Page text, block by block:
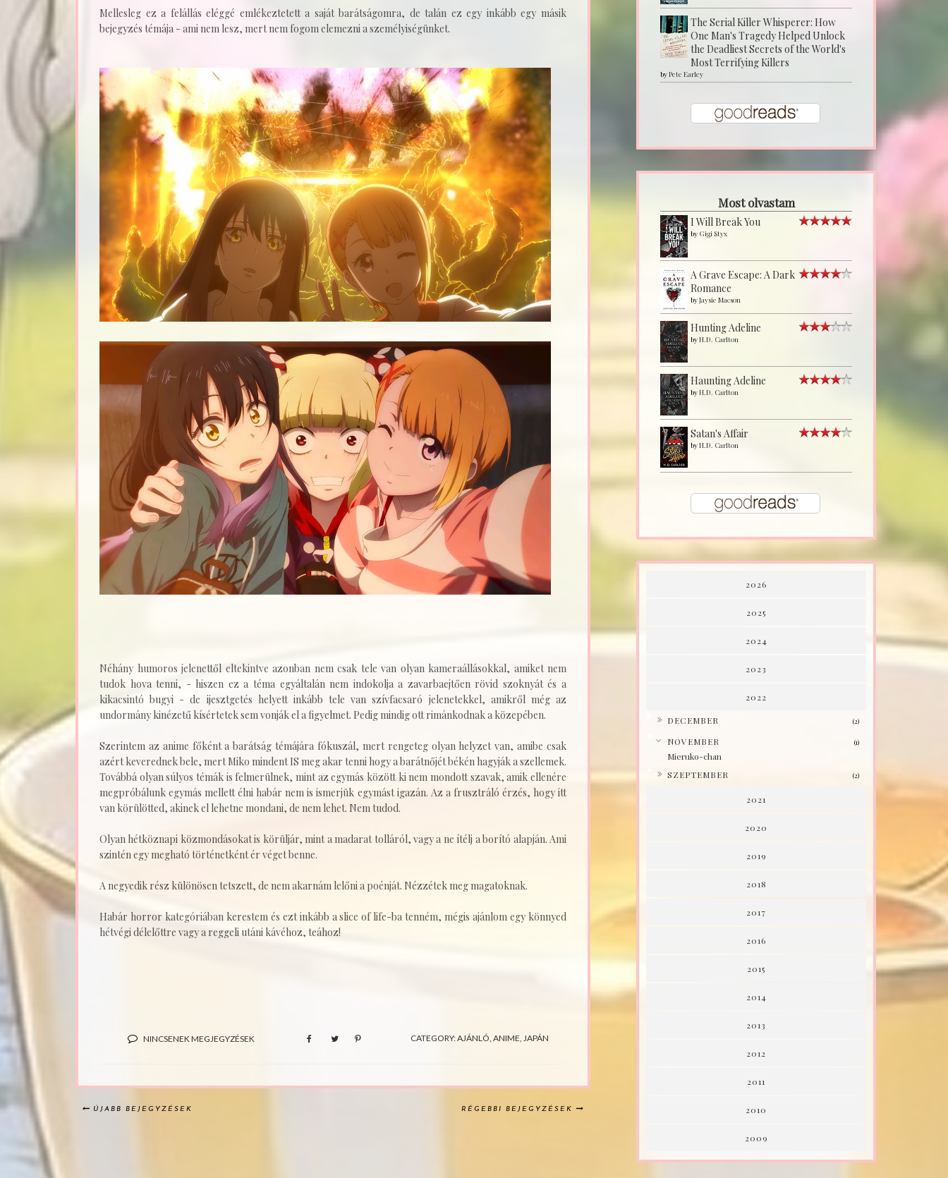
Mellesleg ez a felállás eléggé emlékeztetett a saját barátságomra, de talán ez egy inkább egy másik
bejegyzés témája - ami nem lesz, mert nem fogom elemezni a személyiségünket.
Néhány humoros jelenettől eltekintve azonban nem csak tele van olyan kameraállásokkal, amiket nem
tudok hova tenni, - hiszen ez a téma egyáltalán nem indokolja a zavarbaejtően rövid szoknyát és a
kikacsintó bugyi - de ijesztgetés helyett inkább tele van szívfacsaró jelenetekkel, amikről még az
undormány kinézetű kísértetek sem vonják el a figyelmet. Pedig mindig ott rimánkodnak a közepében.
Szerintem az anime főként a barátság témájára fókuszál, mert rengeteg olyan helyzet van, amibe csak
azért keverednek bele, mert Miko mindent IS meg akar tenni hogy a barátnőjét békén hagyják a szellemek.
Továbbá olyan súlyos témák is felmerülnek, mint az egymás között ki nem mondott szavak, amik ellenére
megpróbálunk egymás mellett élni habár nem is ismerjük egymást igazán. Az a frusztráló érzés, hogy itt
van körülötted, akinek el lehetne mondani, de nem lehet. Nem tudod.
Olyan hétköznapi közmondásokat is körüljár, mint a madarat tolláról, vagy a ne ítélj a borító alapján. Ami
szintén egy megható történetként ér véget benne.
A negyedik rész különösen tetszett, de nem akarnám lelőni a poénját. Nézzétek meg magatoknak.
Habár horror kategóriában kerestem és ezt inkább a slice of life-ba tenném, mégis ajánlom egy könnyed
hétvégi délelőttre vagy a reggeli utáni kávéhoz, teához!
NINCSENEK MEGJEGYZÉSEK CATEGORY:AJÁNLÓ ANIME JAPÁN
ÚJABB BEJEGYZÉSEK RÉGEBBI BEJEGYZÉSEK
The Serial Killer Whisperer: How
One Man's Tragedy Helped Unlock
the Deadliest Secrets of the World's
Most Terrifying Killers
byPete Earley
Most olvastam
I Will Break You
by Gigi Styx
A Grave Escape: A Dark
Romance
byJaysie Macson
Hunting Adeline
byH.D. Carlton
Haunting Adeline
byH.D. Carlton
Satan's Affair
byH.D. Carlton
2026
2025
2024
2023
2022
DECEMBER (2)
NOVEMBER (1)
Mieruko-chan
SZEPTEMBER (2)
2021
2020
2019
2018
2017
2016
2015
2014
2013
2012
2011
2010
2009